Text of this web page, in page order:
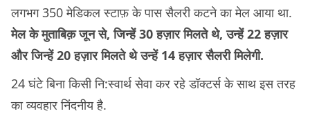
लगभग 350 मेडिकल स्टाफ़ के पास सैलरी कटने का मेल आया था.
मेल के मुताबिक़ जून से, जिन्हें 30 हज़ार मिलते थे, उन्हें 22 हज़ार
और जिन्हें 20 हज़ार मिलते थे उन्हें 14 हज़ार सैलरी मिलेगी.
24 घंटे बिना किसी नि:स्वार्थ सेवा कर रहे डॉक्टर्स के साथ इस तरह
का व्यवहार निंदनीय है.